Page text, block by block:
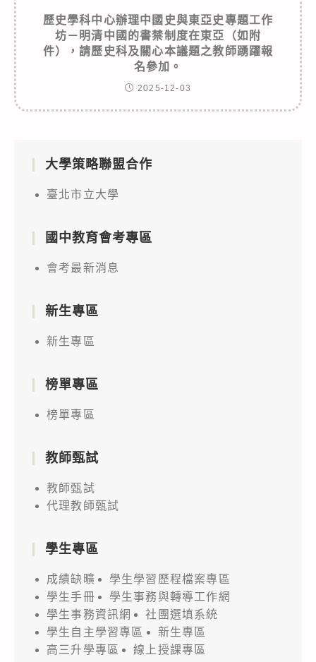
歷史學科中心辦理中國史與東亞史專題工作
坊－明清中國的書禁制度在東亞（如附
件），請歷史科及關心本議題之教師踴躍報
名參加。
2025-12-03
大學策略聯盟合作
臺北市立大學
國中教育會考專區
會考最新消息
新生專區
新生專區
榜單專區
榜單專區
教師甄試
教師甄試
代理教師甄試
學生專區
成績缺曠
學生學習歷程檔案專區
學生手冊
學生事務與轉導工作網
學生事務資訊網
社團選填系統
學生自主學習專區
新生專區
高三升學專區
線上授課專區